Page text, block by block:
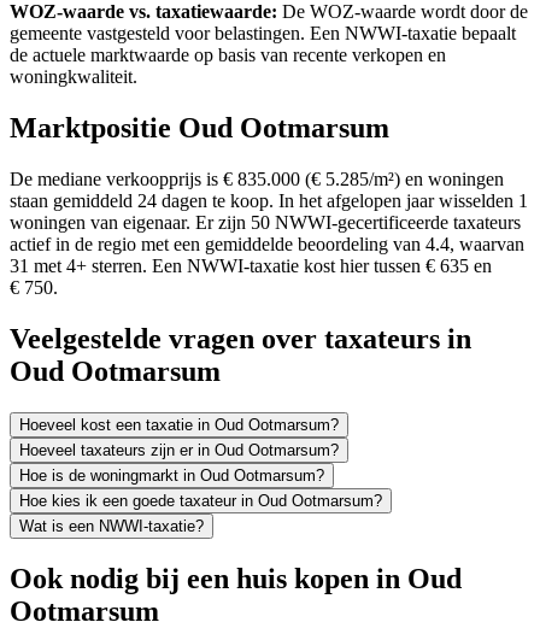
WOZ-waarde vs. taxatiewaarde: De WOZ-waarde wordt door de
gemeente vastgesteld voor belastingen. Een NWWI-taxatie bepaalt
de actuele marktwaarde op basis van recente verkopen en
woningkwaliteit.
Marktpositie Oud Ootmarsum
De mediane verkoopprijs is € 835.000 (€ 5.285/m²) en woningen
staan gemiddeld 24 dagen te koop. In het afgelopen jaar wisselden 1
woningen van eigenaar. Er zijn 50 NWWI-gecertificeerde taxateurs
actief in de regio met een gemiddelde beoordeling van 4.4, waarvan
31 met 4+ sterren. Een NWWI-taxatie kost hier tussen € 635 en
€ 750.
Veelgestelde vragen over taxateurs in
Oud Ootmarsum
Hoeveel kost een taxatie in Oud Ootmarsum?
Hoeveel taxateurs zijn er in Oud Ootmarsum?
Hoe is de woningmarkt in Oud Ootmarsum?
Hoe kies ik een goede taxateur in Oud Ootmarsum?
Wat is een NWWI-taxatie?
Ook nodig bij een huis kopen in Oud
Ootmarsum